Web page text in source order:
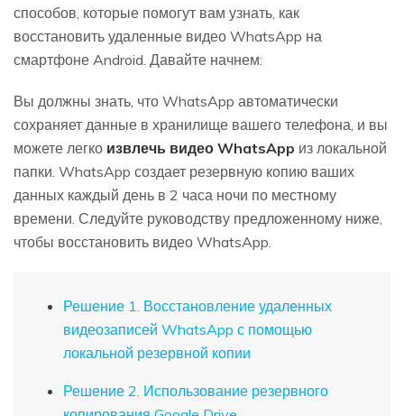
способов, которые помогут вам узнать, как
восстановить удаленные видео WhatsApp на
смартфоне Android. Давайте начнем:
Вы должны знать, что WhatsApp автоматически
сохраняет данные в хранилище вашего телефона, и вы
можете легко извлечь видео WhatsApp из локальной
папки. WhatsApp создает резервную копию ваших
данных каждый день в 2 часа ночи по местному
времени. Следуйте руководству предложенному ниже,
чтобы восстановить видео WhatsApp.
Решение 1. Восстановление удаленных
видеозаписей WhatsApp с помощью
локальной резервной копии
Решение 2. Использование резервного